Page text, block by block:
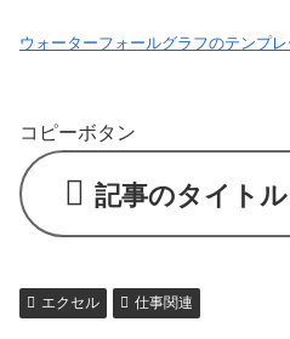
ウォーターフォールグラフのテンプレ
コピーボタン
記事のタイト
エクセル 仕事関連